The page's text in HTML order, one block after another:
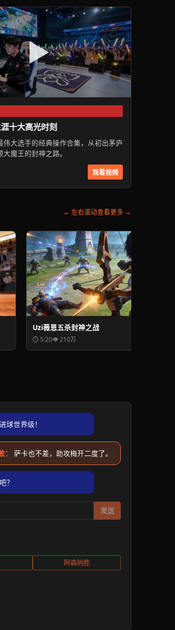
▶
十大高光时刻
伟大选手的经典操作合集，从初出茅庐
魔王的封神之路。
观看视频
← 左右滚动查看更多 →
Uzi薇恩五杀封神之战
⏱ 5:20👁 210万
球世界级！
萨卡也不差，助攻梅开二度了。
？
发送
阿森纳胜